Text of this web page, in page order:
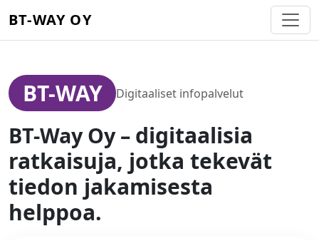
BT-WAY OY
BT-WAY Digitaaliset infopalvelut
BT-Way Oy – digitaalisia
ratkaisuja, jotka tekevät
tiedon jakamisesta
helppoa.